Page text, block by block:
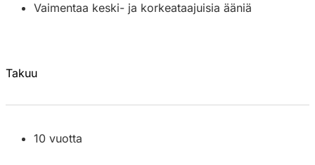
Vaimentaa keski- ja korkeataajuisia ääniä
Takuu
10 vuotta